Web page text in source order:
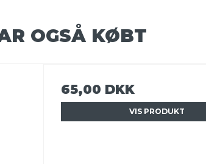
OGSÅ KØBT
65,00 DKK
VIS PRODUKT